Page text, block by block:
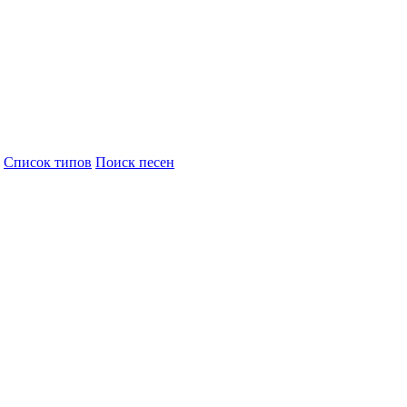
Cписок типов Поиск песен